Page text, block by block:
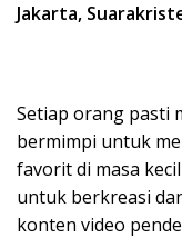
Jakarta,
Setiap orang pasti
bermimpi untuk
favorit di masa
untuk berkreasi
konten video